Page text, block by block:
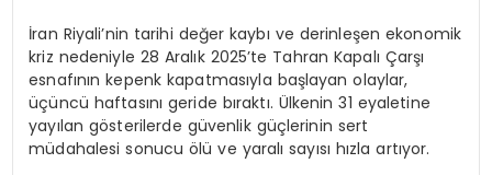
İran Riyali’nin tarihi değer kaybı ve derinleşen ekonomik
kriz nedeniyle 28 Aralık 2025’te Tahran Kapalı Çarşı
esnafının kepenk kapatmasıyla başlayan olaylar,
üçüncü haftasını geride bıraktı. Ülkenin 31 eyaletine
yayılan gösterilerde güvenlik güçlerinin sert
müdahalesi sonucu ölü ve yaralı sayısı hızla artıyor.